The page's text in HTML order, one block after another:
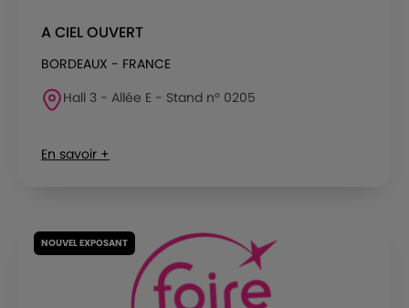
A CIEL OUVERT
BORDEAUX - FRANCE
Hall 3 - Allée E - Stand n° 0205
En savoir +
NOUVEL EXPOSANT